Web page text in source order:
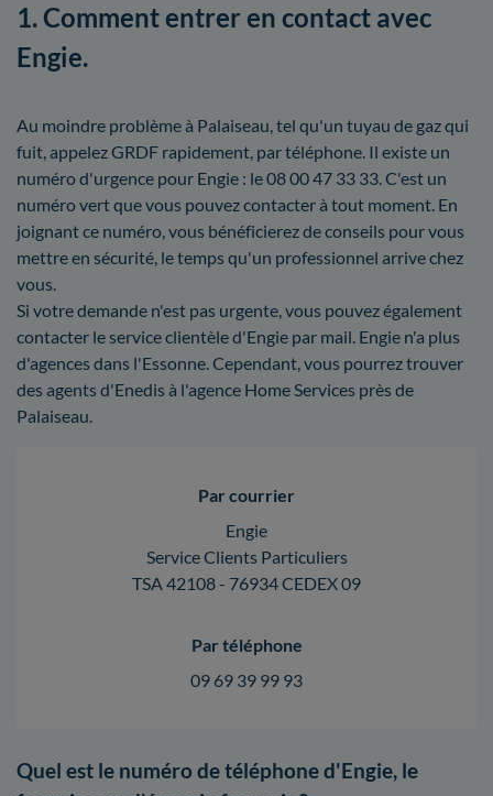
1. Comment entrer en contact avec
Engie.
Au moindre problème à Palaiseau, tel qu'un tuyau de gaz qui
fuit, appelez GRDF rapidement, par téléphone. Il existe un
numéro d'urgence pour Engie : le 08 00 47 33 33. C'est un
numéro vert que vous pouvez contacter à tout moment. En
joignant ce numéro, vous bénéficierez de conseils pour vous
mettre en sécurité, le temps qu'un professionnel arrive chez
vous.
Si votre demande n'est pas urgente, vous pouvez également
contacter le service clientèle d'Engie par mail. Engie n'a plus
d'agences dans l'Essonne. Cependant, vous pourrez trouver
des agents d'Enedis à l'agence Home Services près de
Palaiseau.
Par courrier
Engie
Service Clients Particuliers
TSA 42108 - 76934 CEDEX 09
Par téléphone
09 69 39 99 93
Quel est le numéro de téléphone d'Engie, le